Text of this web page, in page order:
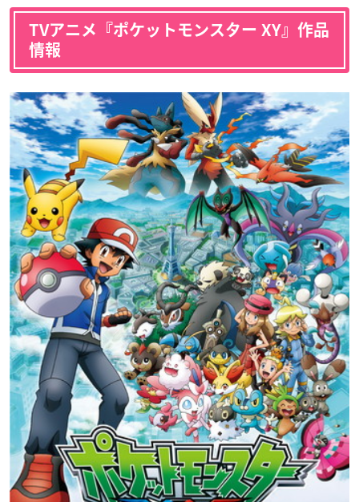
声優：木下紗華 声優：藤村知可 声優：真殿光昭
バーネット
声優：國立幸
TVアニメ『ポケットモンスター XY』作品
情報